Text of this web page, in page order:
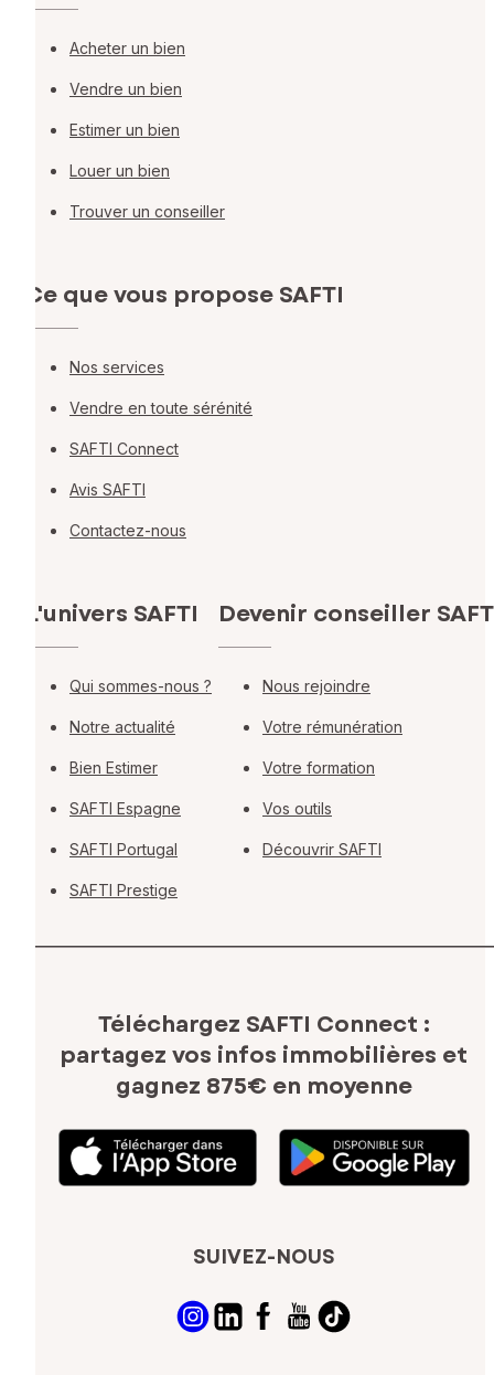
Acheter un bien
Vendre un bien
Estimer un bien
Louer un bien
Trouver un conseiller
Ce que vous propose SAFTI
Nos services
Vendre en toute sérénité
SAFTI Connect
Avis SAFTI
Contactez-nous
L'univers SAFTI
Qui sommes-nous ?
Notre actualité
Bien Estimer
SAFTI Espagne
SAFTI Portugal
SAFTI Prestige
Devenir conseiller
Nous rejoindre
Votre rémunération
Votre formation
Vos outils
Découvrir SAFTI
Téléchargez SAFTI Connect :
partagez vos infos immobilières et
gagnez 875€ en moyenne
SUIVEZ-NOUS